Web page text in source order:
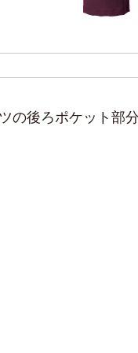
の後ろポケット部